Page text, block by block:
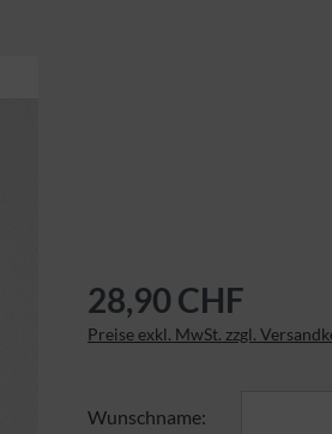
28,90 CHF
Preise exkl. MwSt. zzgl.
Wunschname: